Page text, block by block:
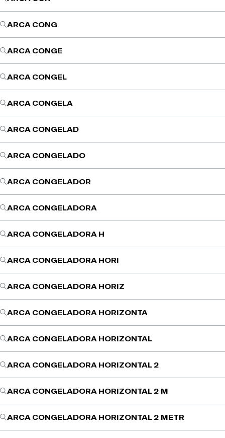
ARCA CONG
ARCA CONGE
ARCA CONGEL
ARCA CONGELA
ARCA CONGELAD
ARCA CONGELADO
ARCA CONGELADOR
ARCA CONGELADORA
ARCA CONGELADORA H
ARCA CONGELADORA HORI
ARCA CONGELADORA HORIZ
ARCA CONGELADORA HORIZONTA
ARCA CONGELADORA HORIZONTAL
ARCA CONGELADORA HORIZONTAL 2
ARCA CONGELADORA HORIZONTAL 2 M
ARCA CONGELADORA HORIZONTAL 2 METR